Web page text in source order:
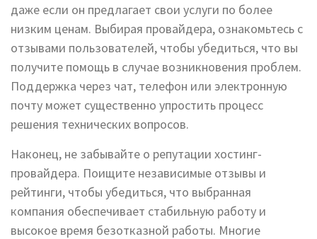
даже если он предлагает свои услуги по более
низким ценам. Выбирая провайдера, ознакомьтесь с
отзывами пользователей, чтобы убедиться, что вы
получите помощь в случае возникновения проблем.
Поддержка через чат, телефон или электронную
почту может существенно упростить процесс
решения технических вопросов.
Наконец, не забывайте о репутации хостинг-
провайдера. Поищите независимые отзывы и
рейтинги, чтобы убедиться, что выбранная
компания обеспечивает стабильную работу и
высокое время безотказной работы. Многие